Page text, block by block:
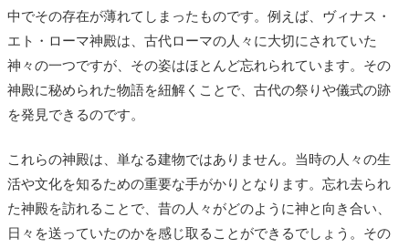
中でその存在が薄れてしまったものです。例えば、ヴィナス・
エト・ローマ神殿は、古代ローマの人々に大切にされていた
神々の一つですが、その姿はほとんど忘れられています。その
神殿に秘められた物語を紐解くことで、古代の祭りや儀式の跡
を発見できるのです。
これらの神殿は、単なる建物ではありません。当時の人々の生
活や文化を知るための重要な手がかりとなります。忘れ去られ
た神殿を訪れることで、昔の人々がどのように神と向き合い、
日々を送っていたのかを感じ取ることができるでしょう。その